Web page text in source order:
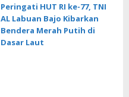
Peringati HUT RI ke-77, TNI
AL Labuan Bajo Kibarkan
Bendera Merah Putih di
Dasar Laut